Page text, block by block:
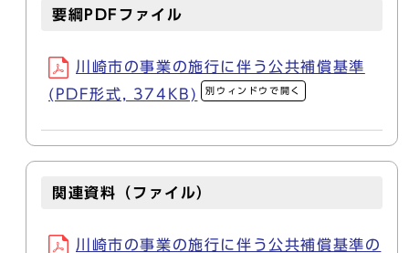
要綱PDFファイル
川崎市の事業の施行に伴う公共補償基準
(PDF形式, 374KB)
別ウィンドウで開く
関連資料（ファイル）
川崎市の事業の施行に伴う公共補償基準の